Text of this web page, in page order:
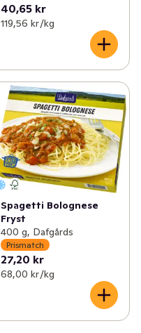
40,65 kr
119,56 kr /kg
Spagetti Bolognese
Fryst
400 g, Dafgårds
Prismatch
27,20 kr
68,00 kr /kg